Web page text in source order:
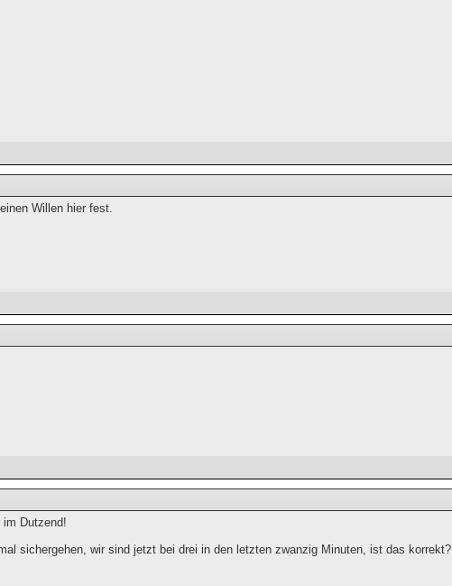
Willen hier fest.
Dutzend!
sichergehen, wir sind jetzt bei drei in den letzten zwanzig Minuten, ist das korrekt?